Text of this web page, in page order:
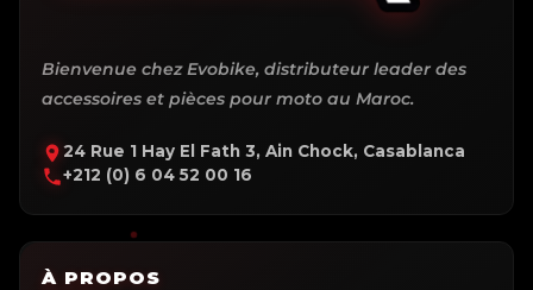
Bienvenue chez Evobike, distributeur leader des
accessoires et pièces pour moto au Maroc.
24 Rue 1 Hay El Fath 3, Ain Chock, Casablanca
+212 (0) 6 04 52 00 16
À PROPOS